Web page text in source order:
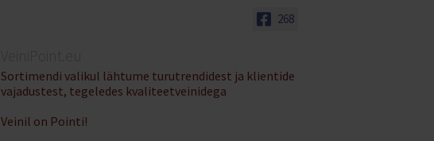
268
Sortimendi valikul lähtume turutrendidest ja klientide
vajadustest, tegeledes kvaliteetveinidega
Veinil on Pointi!